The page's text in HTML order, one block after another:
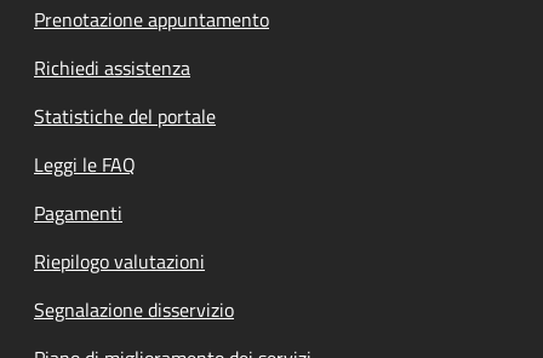
Prenotazione appuntamento
Richiedi assistenza
Statistiche del portale
Leggi le FAQ
Pagamenti
Riepilogo valutazioni
Segnalazione disservizio